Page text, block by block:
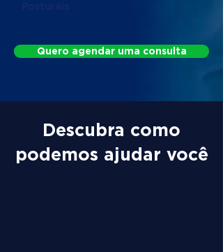
Posturais
Quero agendar uma consulta
Descubra como
podemos ajudar você